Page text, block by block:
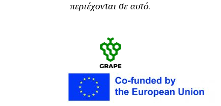
περιέχονται σε αυτό.